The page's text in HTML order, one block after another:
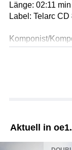
Länge: 02:11 min
Label: Telarc CD
Komponist/
Titel: Bagatellen
Solist/Solistin:
Komponist/
Titel: Symphonie
Aktuell in